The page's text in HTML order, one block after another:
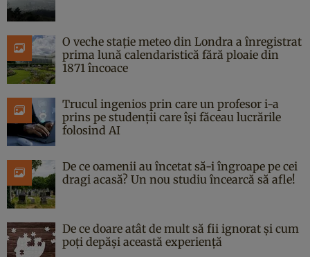
O veche stație meteo din Londra a înregistrat
prima lună calendaristică fără ploaie din
1871 încoace
Trucul ingenios prin care un profesor i-a
prins pe studenții care își făceau lucrările
folosind AI
De ce oamenii au încetat să-i îngroape pe cei
dragi acasă? Un nou studiu încearcă să afle!
De ce doare atât de mult să fii ignorat și cum
poți depăși această experiență